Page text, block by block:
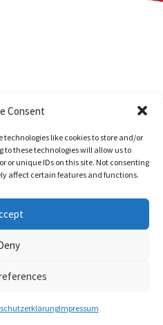
Consent
technologies like cookies to store and/or
to these technologies will allow us to
or unique IDs on this site. Not consenting
affect certain features and functions.
Impressum
immer auf dem Laufenden